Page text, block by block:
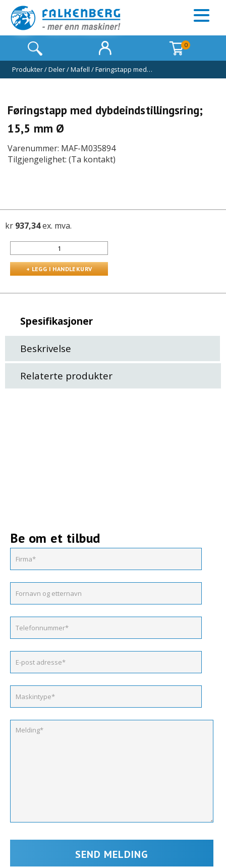
0
Produkter/Deler/Mafell /Føringstapp med…
Føringstapp med dybdeindstillingsring;
15,5 mm Ø
Varenummer: MAF-M035894
Tilgjengelighet: (Ta kontakt)
kr 937,34ex. mva.
Spesifikasjoner
Beskrivelse
Relaterte produkter
Be om et tilbud